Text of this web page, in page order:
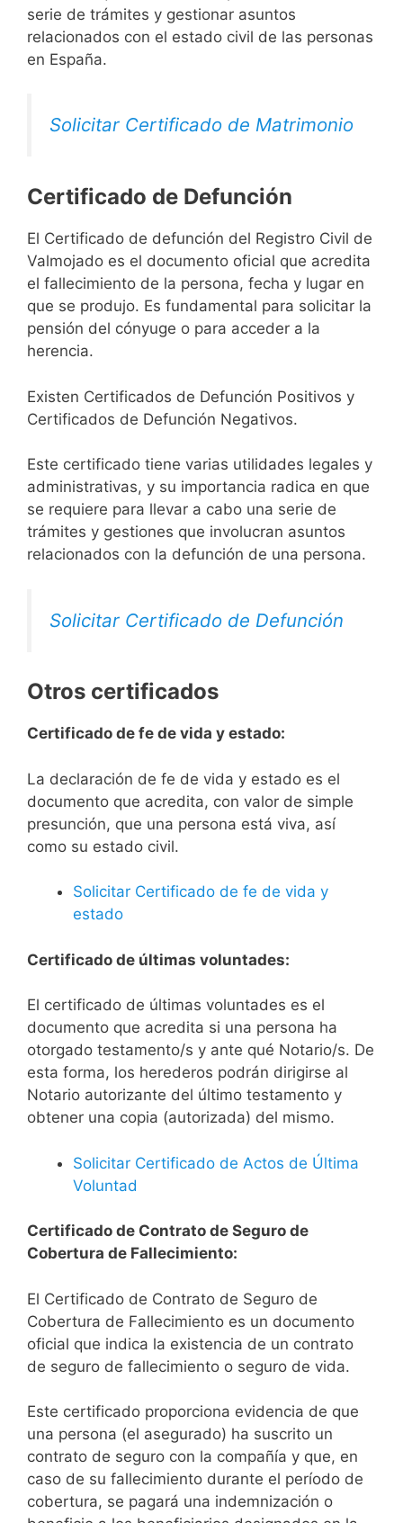
serie de trámites y gestionar asuntos
relacionados con el estado civil de las personas
en España.
Solicitar Certificado de Matrimonio
Certificado de Defunción
El Certificado de defunción del Registro Civil de
Valmojado es el documento oficial que acredita
el fallecimiento de la persona, fecha y lugar en
que se produjo. Es fundamental para solicitar la
pensión del cónyuge o para acceder a la
herencia.
Existen Certificados de Defunción Positivos y
Certificados de Defunción Negativos.
Este certificado tiene varias utilidades legales y
administrativas, y su importancia radica en que
se requiere para llevar a cabo una serie de
trámites y gestiones que involucran asuntos
relacionados con la defunción de una persona.
Solicitar Certificado de Defunción
Otros certificados
Certificado de fe de vida y estado:
La declaración de fe de vida y estado es el
documento que acredita, con valor de simple
presunción, que una persona está viva, así
como su estado civil.
Solicitar Certificado de fe de vida y
estado
Certificado de últimas voluntades:
El certificado de últimas voluntades es el
documento que acredita si una persona ha
otorgado testamento/s y ante qué Notario/s. De
esta forma, los herederos podrán dirigirse al
Notario autorizante del último testamento y
obtener una copia (autorizada) del mismo.
Solicitar Certificado de Actos de Última
Voluntad
Certificado de Contrato de Seguro de
Cobertura de Fallecimiento:
El Certificado de Contrato de Seguro de
Cobertura de Fallecimiento es un documento
oficial que indica la existencia de un contrato
de seguro de fallecimiento o seguro de vida.
Este certificado proporciona evidencia de que
una persona (el asegurado) ha suscrito un
contrato de seguro con la compañía y que, en
caso de su fallecimiento durante el período de
cobertura, se pagará una indemnización o